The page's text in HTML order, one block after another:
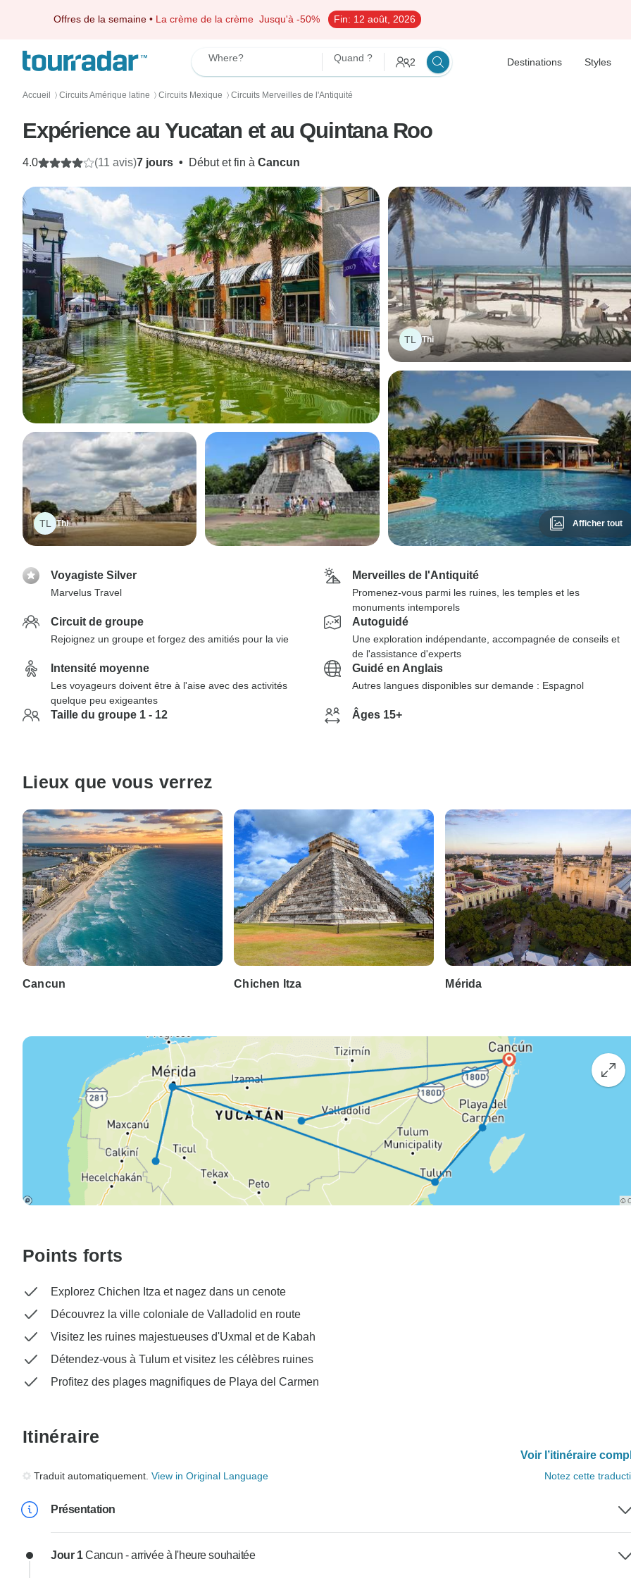
Offres de la semaine • La crème de la crème Jusqu'à -50% Fin: 12 août, 2026
Where? Quand ? 2 Destinations Styles
Accueil 〉 Circuits Amérique latine 〉 Circuits Mexique 〉 Circuits Merveilles de l'Antiquité
Expérience au Yucatan et au Quintana Roo
7 jours • Début et fin à Cancun
4.0 (11 avis)
TL Thi
TL Thi
Afficher tout
Voyagiste Silver
Marvelus Travel
Merveilles de l'Antiquité
Promenez-vous parmi les ruines, les temples et les
monuments intemporels
Circuit de groupe
Rejoignez un groupe et forgez des amitiés pour la vie
Autoguidé
Une exploration indépendante, accompagnée de conseils et
de l'assistance d'experts
Intensité moyenne
Les voyageurs doivent être à l'aise avec des activités
quelque peu exigeantes
Guidé en Anglais
Autres langues disponibles sur demande : Espagnol
Taille du groupe 1 - 12 Âges 15+
Lieux que vous verrez
Cancun Chichen Itza Mérida
Points forts
Explorez Chichen Itza et nagez dans un cenote
Découvrez la ville coloniale de Valladolid en route
Visitez les ruines majestueuses d'Uxmal et de Kabah
Détendez-vous à Tulum et visitez les célèbres ruines
Profitez des plages magnifiques de Playa del Carmen
Itinéraire
Voir l’itinéraire
Traduit automatiquement. View in Original Language Notez cette
Présentation
Jour 1Cancun - arrivée à l'heure souhaitée